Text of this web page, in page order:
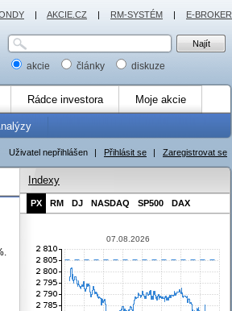
akcie články diskuze
Rádce investora Moje akcie
Uživatel nepřihlášen | Přihlásit se | Zaregistrovat se
Indexy
PX RM DJ NASDAQ SP500 DAX
07.08.2026
| AKCIE.CZ | RM-SYSTÉM | E-BROKER